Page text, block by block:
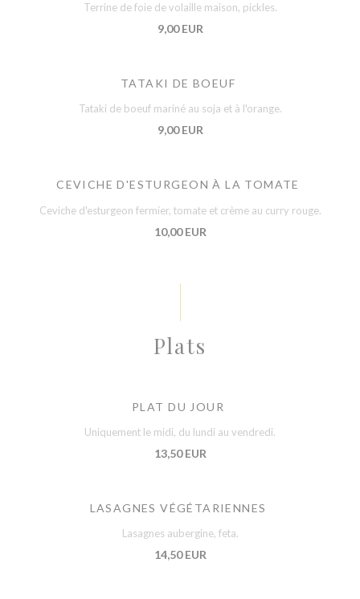
Terrine de foie de volaille maison, pickles.
9,00 EUR
TATAKI DE BOEUF
Tataki de boeuf mariné au soja et à l'orange.
9,00 EUR
CEVICHE D'ESTURGEON À LA TOMATE
Ceviche d'esturgeon fermier, tomate et crème au curry rouge.
10,00 EUR
Plats
PLAT DU JOUR
Uniquement le midi, du lundi au vendredi.
13,50 EUR
LASAGNES VÉGÉTARIENNES
Lasagnes aubergine, feta.
14,50 EUR